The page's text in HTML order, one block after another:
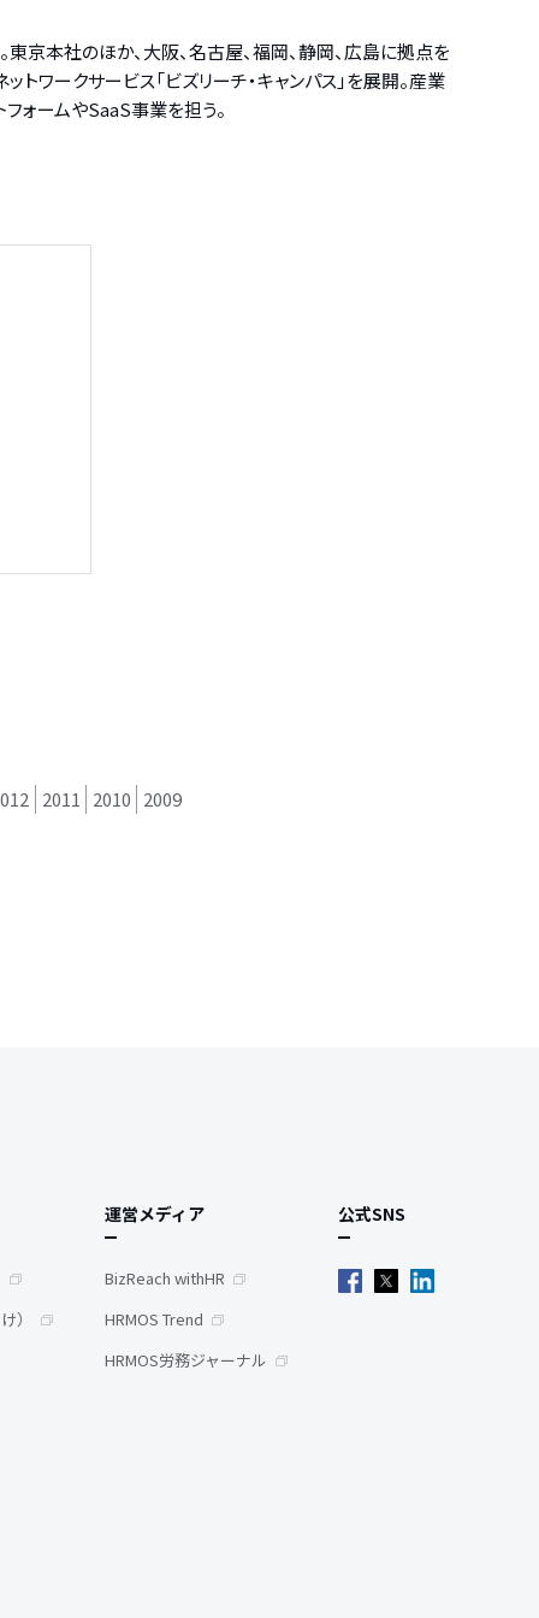
東京本社のほか、大阪、名古屋、福岡、静岡、広島に拠点を
トワークサービス「ビズリーチ・キャンパス」を展開。産業
ォームやSaaS事業を担う。
2011 2010 2009
）
運営メディア
BizReach withHR
HRMOS Trend
HRMOS労務ジャーナル
公式SNS